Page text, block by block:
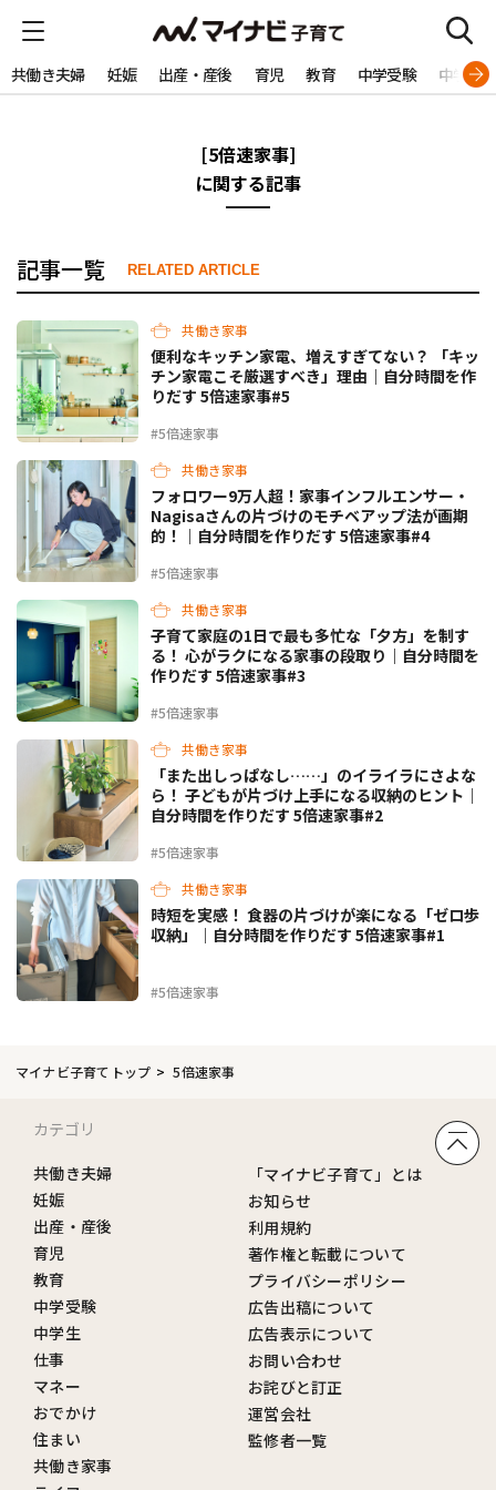
共働き夫婦 妊娠 出産・産後 育児 教育 中学受験 中学生
[5倍速家事]
に関する記事
記事一覧 RELATED ARTICLE
共働き家事
#5倍速家事
便利なキッチン家電、増えすぎてない？ 「キッ
チン家電こそ厳選すべき」理由｜自分時間を作
りだす 5倍速家事#5
共働き家事
#5倍速家事
フォロワー9万人超！家事インフルエンサー・
Nagisaさんの片づけのモチベアップ法が画期
的！｜自分時間を作りだす 5倍速家事#4
共働き家事
#5倍速家事
子育て家庭の1日で最も多忙な「夕方」を制す
る！ 心がラクになる家事の段取り｜自分時間を
作りだす 5倍速家事#3
共働き家事
#5倍速家事
「また出しっぱなし……」のイライラにさよな
ら！ 子どもが片づけ上手になる収納のヒント｜
自分時間を作りだす 5倍速家事#2
共働き家事
#5倍速家事
時短を実感！ 食器の片づけが楽になる「ゼロ歩
収納」｜自分時間を作りだす 5倍速家事#1
マイナビ子育てトップ 5倍速家事
カテゴリ
共働き夫婦
妊娠
出産・産後
育児
教育
中学受験
中学生
仕事
マネー
おでかけ
住まい
共働き家事
「マイナビ子育て」とは
お知らせ
利用規約
著作権と転載について
プライバシーポリシー
広告出稿について
広告表示について
お問い合わせ
お詫びと訂正
運営会社
監修者一覧